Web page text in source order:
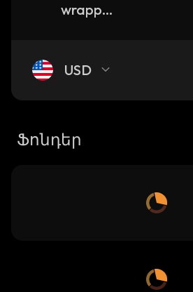
wrapped-inter-milan-kayen
USD
Ֆոնդեր